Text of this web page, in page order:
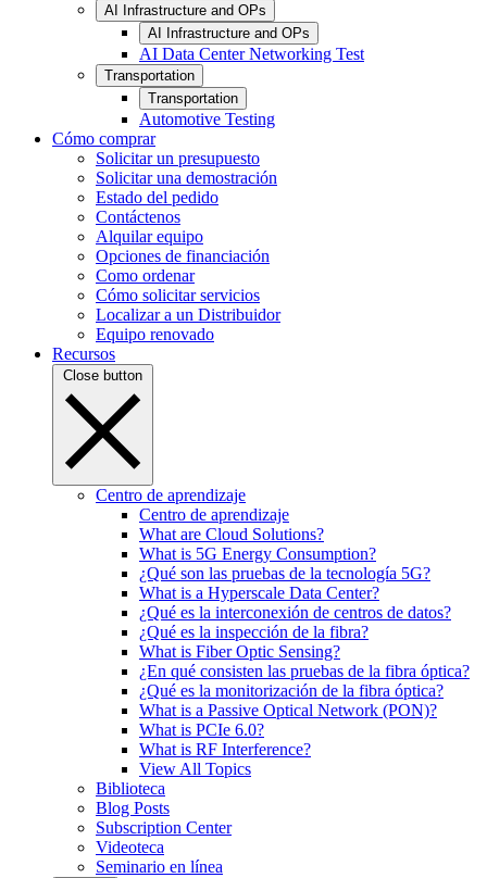
AI Infrastructure and OPs
AI Infrastructure and OPs
AI Data Center Networking Test
Transportation
Transportation
Automotive Testing
Cómo comprar
Solicitar un presupuesto
Solicitar una demostración
Estado del pedido
Contáctenos
Alquilar equipo
Opciones de financiación
Como ordenar
Cómo solicitar servicios
Localizar a un Distribuidor
Equipo renovado
Recursos
Close button
Centro de aprendizaje
Centro de aprendizaje
What are Cloud Solutions?
What is 5G Energy Consumption?
¿Qué son las pruebas de la tecnología 5G?
What is a Hyperscale Data Center?
¿Qué es la interconexión de centros de datos?
¿Qué es la inspección de la fibra?
What is Fiber Optic Sensing?
¿En qué consisten las pruebas de la fibra óptica?
¿Qué es la monitorización de la fibra óptica?
What is a Passive Optical Network (PON)?
What is PCIe 6.0?
What is RF Interference?
View All Topics
Biblioteca
Blog Posts
Subscription Center
Videoteca
Seminario en línea